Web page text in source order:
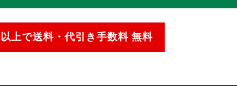
上で送料・代引き手数料 無料